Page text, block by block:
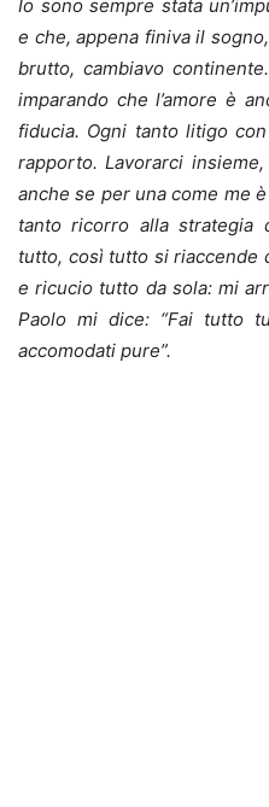
Io sono sempre stata
e che, appena finiva il
brutto, cambiavo
imparando che l’amore è
fiducia. Ogni tanto litigo
rapporto. Lavorarci
anche se per una come me
tanto ricorro alla strategia
tutto, così tutto si riaccende
e ricucio tutto da sola: mi
Paolo mi dice: “Fai tutto
accomodati pure”.